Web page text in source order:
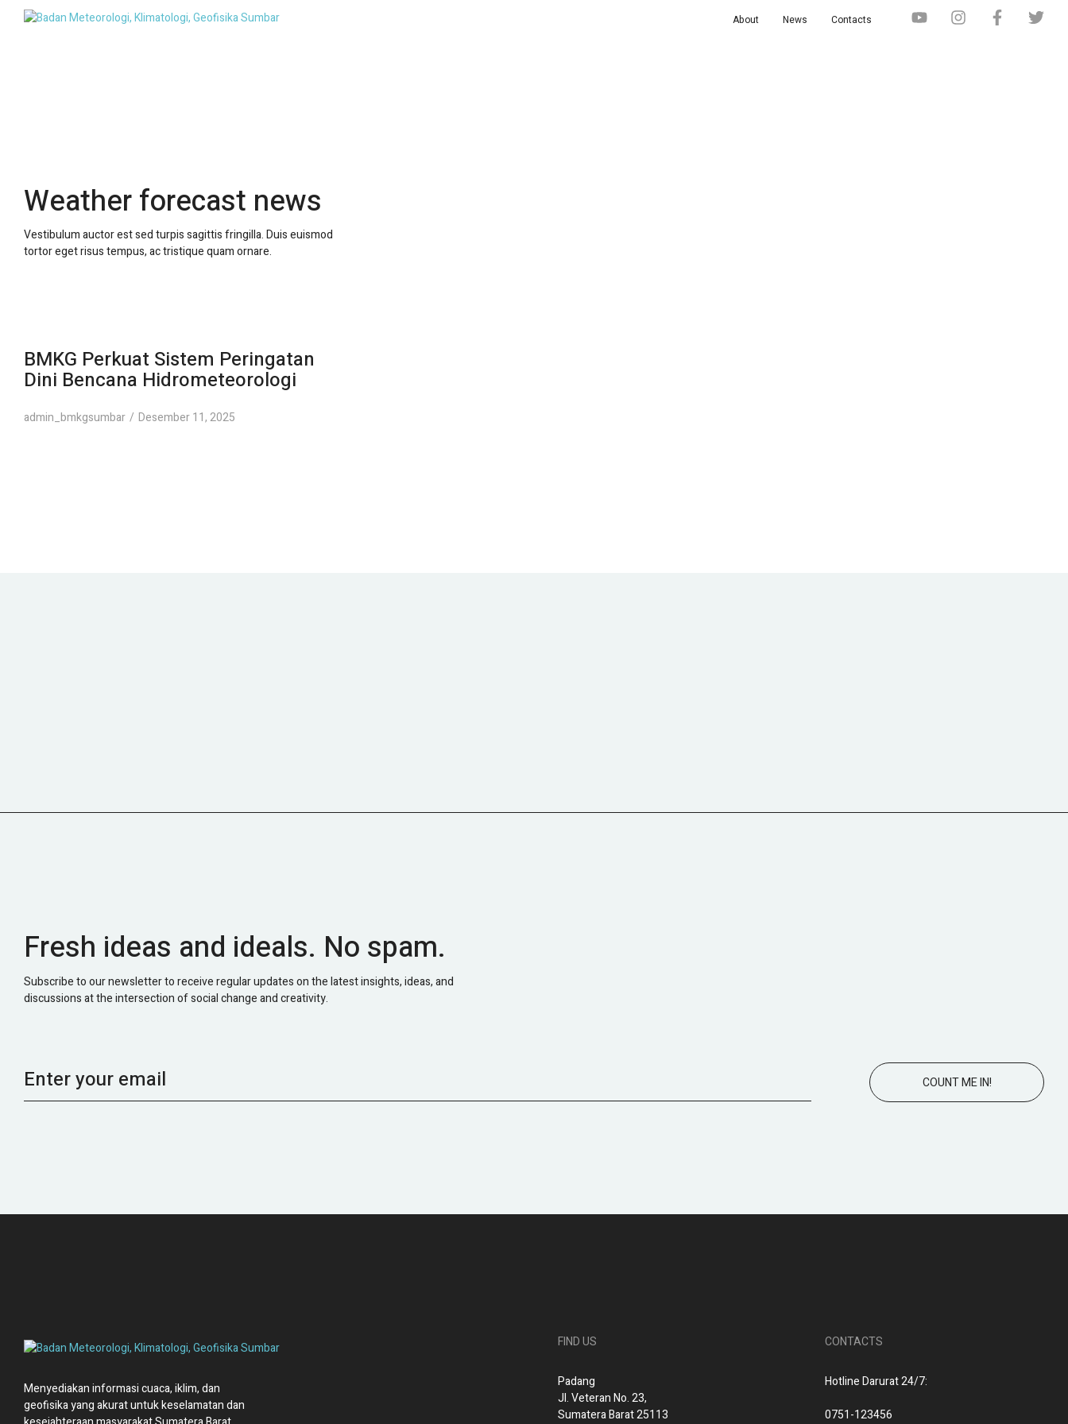
About News Contacts
Weather forecast news
Vestibulum auctor est sed turpis sagittis fringilla. Duis euismod
tortor eget risus tempus, ac tristique quam ornare.
BMKG Perkuat Sistem Peringatan
Dini Bencana Hidrometeorologi
admin_bmkgsumbar Desember 11, 2025
Fresh ideas and ideals. No spam.
Subscribe to our newsletter to receive regular updates on the latest insights, ideas, and
discussions at the intersection of social change and creativity.
COUNT ME IN!
Menyediakan informasi cuaca, iklim, dan
geofisika yang akurat untuk keselamatan dan
FIND US
Padang
Jl. Veteran No. 23,
Sumatera Barat 25113
CONTACTS
Hotline Darurat 24/7:
0751-123456